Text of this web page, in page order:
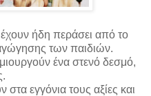
ήδη περάσει από το
των παιδιών.
ένα στενό δεσμό,
στα εγγόνια τους αξίες και